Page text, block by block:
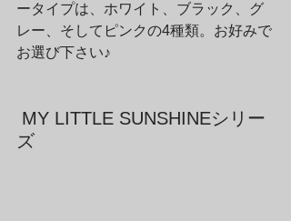
ータイプは、ホワイト、ブラック、グ
レー、そしてピンクの4種類。お好みで
お選び下さい♪
MY LITTLE SUNSHINEシリー
ズ